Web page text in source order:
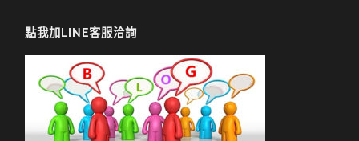
點我加LINE客服洽詢